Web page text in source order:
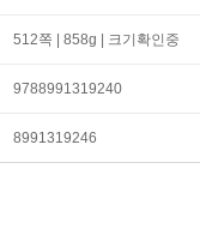
512쪽 | 858g | 크기확인중
9788991319240
8991319246